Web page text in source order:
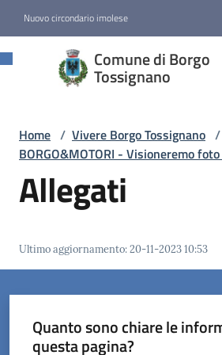
Nuovo circondario imolese
Comune di Borgo
Tossignano
Comune di
Borgo
Servizi
Vivere
Borgo
Tossignano
Home / Vivere Borgo Tossignano /
BORGO&MOTORI - Visioneremo
Allegati
Ultimo aggiornamento:20-11-2023 10:53
Quanto sono chiare le
questa pagina?